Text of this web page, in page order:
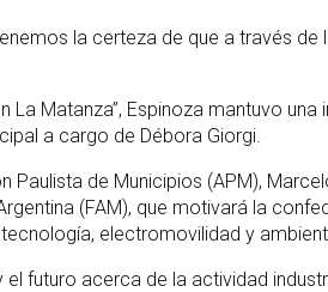
la certeza de que a través
Matanza”, Espinoza mantuvo
a cargo de Débora Giorgi.
de Municipios (APM),
(FAM), que motivará la
electromovilidad y
futuro acerca de la actividad